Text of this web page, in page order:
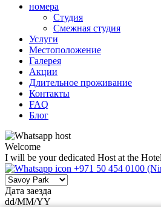
номера
Студия
Смежная студия
Услуги
Местоположение
Галерея
Акции
Длительное проживание
Контакты
FAQ
Блог
Welcome
I will be your dedicated Host at the
+971 50 454 0100
Дата заезда
dd/MM/YY